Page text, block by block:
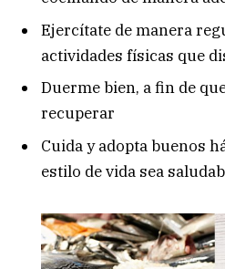
Ejercítate de manera
actividades físicas que
Duerme bien, a fin de
recuperar
Cuida y adopta buenos
estilo de vida sea